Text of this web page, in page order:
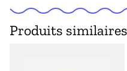
Produits similaires